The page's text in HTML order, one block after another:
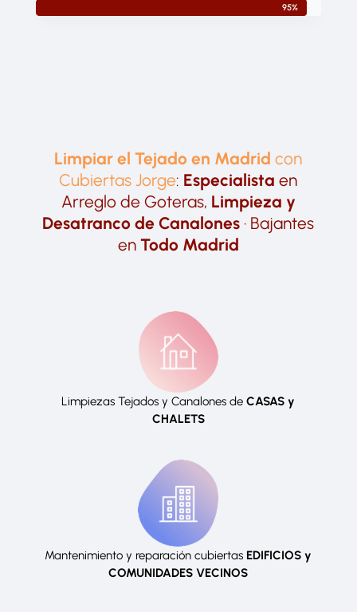
95%
95%
Limpiar el Tejado en Madrid con
Cubiertas Jorge: Especialista en
Arreglo de Goteras, Limpieza y
Desatranco de Canalones · Bajantes
en Todo Madrid
Limpiezas Tejados y Canalones deCASAS y
CHALETS
Mantenimiento y reparación cubiertasEDIFICIOS y
COMUNIDADES VECINOS